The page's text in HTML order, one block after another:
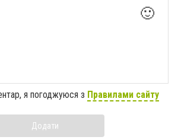
🙂
я погоджуюся з Правилами сайту
Додати